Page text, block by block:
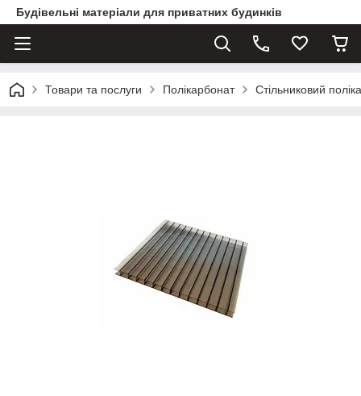
Будівельні матеріали для приватних будинків
Товари та послуги Полікарбонат Стільниковий